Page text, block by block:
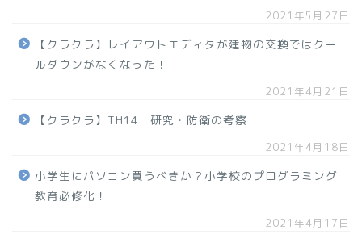
2021年5月27日
【クラクラ】レイアウトエディタが建物の交換ではクー
ルダウンがなくなった！
2021年4月21日
【クラクラ】TH14 研究・防衛の考察
2021年4月18日
小学生にパソコン買うべきか？小学校のプログラミング
教育必修化！
2021年4月17日